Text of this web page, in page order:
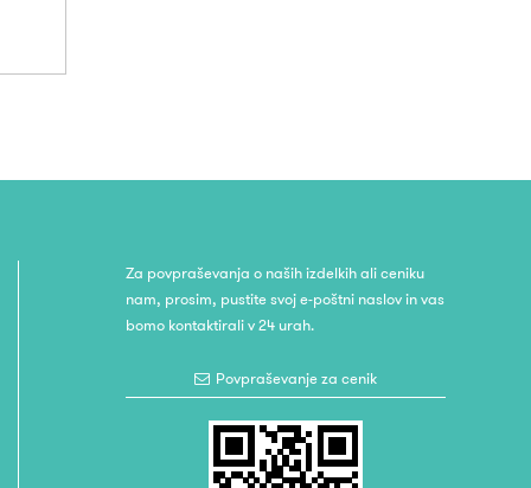
Za povpraševanja o naših izdelkih ali ceniku
nam, prosim, pustite svoj e-poštni naslov in vas
bomo kontaktirali v 24 urah.
Povpraševanje za cenik